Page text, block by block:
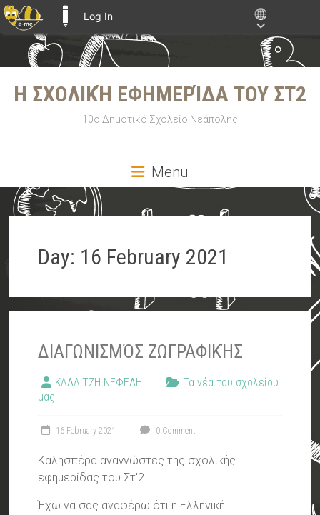
Log In
content
Η ΣΧΟΛΙΚΉ ΕΦΗΜΕΡΊΔΑ ΤΟΥ ΣΤ2
10ο Δημοτικό Σχολείο Νεάπολης
Menu
Day: 16 February 2021
ΔΙΑΓΩΝΙΣΜΌΣ ΖΩΓΡΑΦΙΚΉΣ
ΚΑΛΑΪΤΖΗ ΝΕΦΕΛΗ
Τα νέα του σχολείου
μας
16 February 2021 0 Comment
Καλησπέρα αναγνώστες της σχολικής
εφημερίδας του Στ'2.
Έχω να σας αναφέρω ότι η Ελληνική